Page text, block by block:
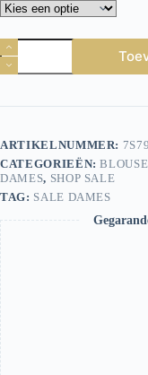
Summum
Top
7s7922-
Sesame
ARTIKELNUMMER:
CATEGORIEËN:
DAMES, SHOP SALE
TAG: SALE DAMES